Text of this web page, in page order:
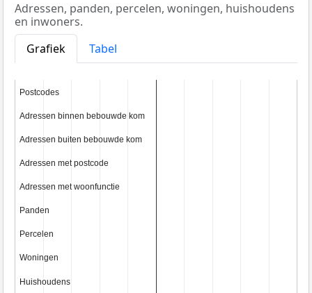
Adressen, panden, percelen, woningen, huishoudens
en inwoners.
Grafiek
Tabel
Postcodes
Postcodes
Adressen binnen bebouwde kom
Adressen binnen bebouwde kom
Adressen buiten bebouwde kom
Adressen buiten bebouwde kom
Adressen met postcode
Adressen met postcode
Adressen met woonfunctie
Adressen met woonfunctie
Panden
Panden
Percelen
Percelen
Woningen
Woningen
Huishoudens
Huishoudens